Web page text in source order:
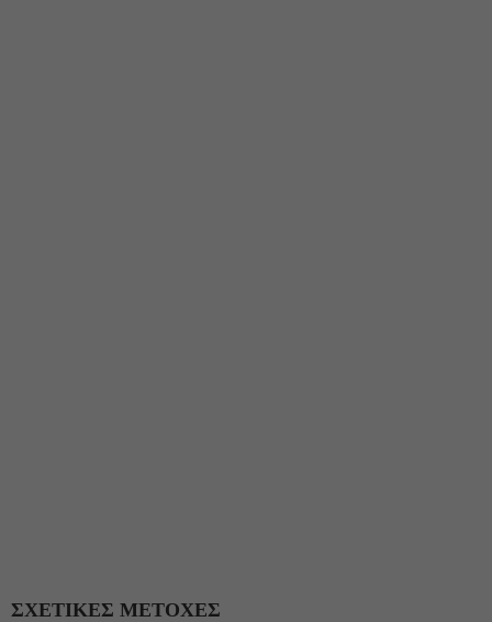
ΣΧΕΤΙΚΕΣ ΜΕΤΟΧΕΣ